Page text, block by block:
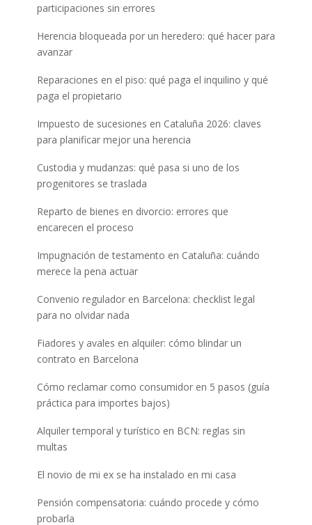
participaciones sin errores
Herencia bloqueada por un heredero: qué hacer para
avanzar
Reparaciones en el piso: qué paga el inquilino y qué
paga el propietario
Impuesto de sucesiones en Cataluña 2026: claves
para planificar mejor una herencia
Custodia y mudanzas: qué pasa si uno de los
progenitores se traslada
Reparto de bienes en divorcio: errores que
encarecen el proceso
Impugnación de testamento en Cataluña: cuándo
merece la pena actuar
Convenio regulador en Barcelona: checklist legal
para no olvidar nada
Fiadores y avales en alquiler: cómo blindar un
contrato en Barcelona
Cómo reclamar como consumidor en 5 pasos (guía
práctica para importes bajos)
Alquiler temporal y turístico en BCN: reglas sin
multas
El novio de mi ex se ha instalado en mi casa
Pensión compensatoria: cuándo procede y cómo
probarla